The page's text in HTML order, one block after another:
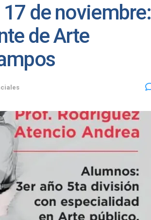
de noviembre:
de Arte